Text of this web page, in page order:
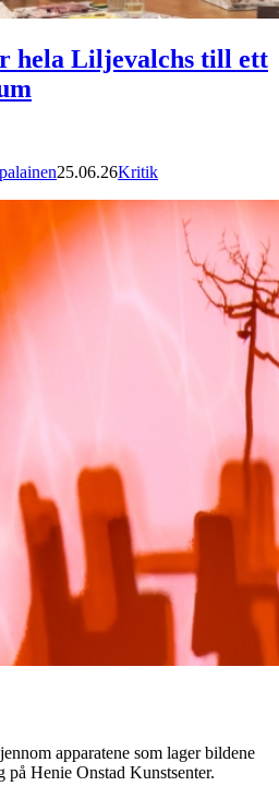
hela Liljevalchs till ett
25.06.26Kritik
apparatene som lager bildene
Henie Onstad Kunstsenter.